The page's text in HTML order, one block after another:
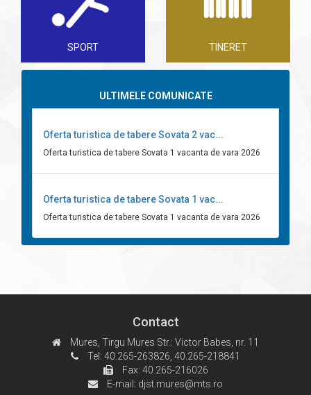
SPORT TINERET
ULTIMELE COMUNICATE
Oferta turistica de tabere Sovata 2 vac...
Oferta turistica de tabere Sovata 1 vacanta de vara 2026
Oferta turistica de tabere Sovata 1 vac...
Oferta turistica de tabere Sovata 1 vacanta de vara 2026
Contact
Mures, Tirgu Mures Str.: Victor Babes, nr. 11
Tel: 40.265-263826, 40.265-218841
Fax: 40.265-216026
E-mail: djst.mures@mts.ro